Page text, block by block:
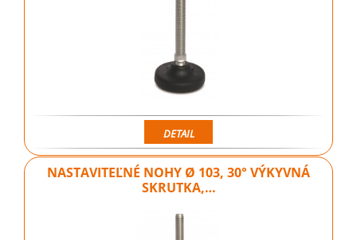
DETAIL
NASTAVITEĽNÉ NOHY Ø 103, 30° VÝKYVNÁ
SKRUTKA,…